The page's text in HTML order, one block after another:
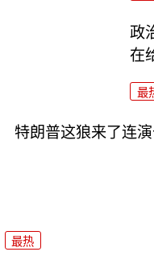
政
在
最
特朗普这狼来了连
最热